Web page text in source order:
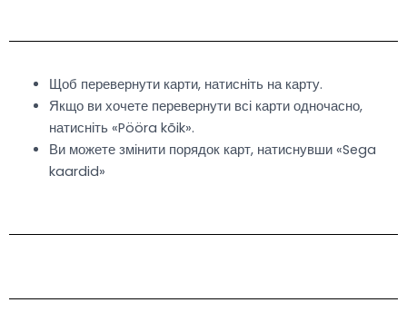
Щоб перевернути карти, натисніть на карту.
Якщо ви хочете перевернути всі карти одночасно,
натисніть «Pööra kõik».
Ви можете змінити порядок карт, натиснувши «Sega
kaardid»